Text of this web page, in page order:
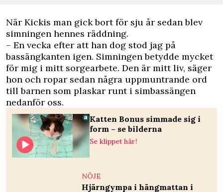
När Kickis man gick bort för sju år sedan blev
simningen hennes räddning.
– En vecka efter att han dog stod jag på
bassängkanten igen. Simningen betydde mycket
för mig i mitt sorgearbete. Den är mitt liv, säger
hon och ropar sedan några uppmuntrande ord
till barnen som plaskar runt i simbassängen
nedanför oss.
Katten Bonus simmade sig i
form – se bilderna
Se klippet här!
NÖJE
Hjärngympa i hängmattan i